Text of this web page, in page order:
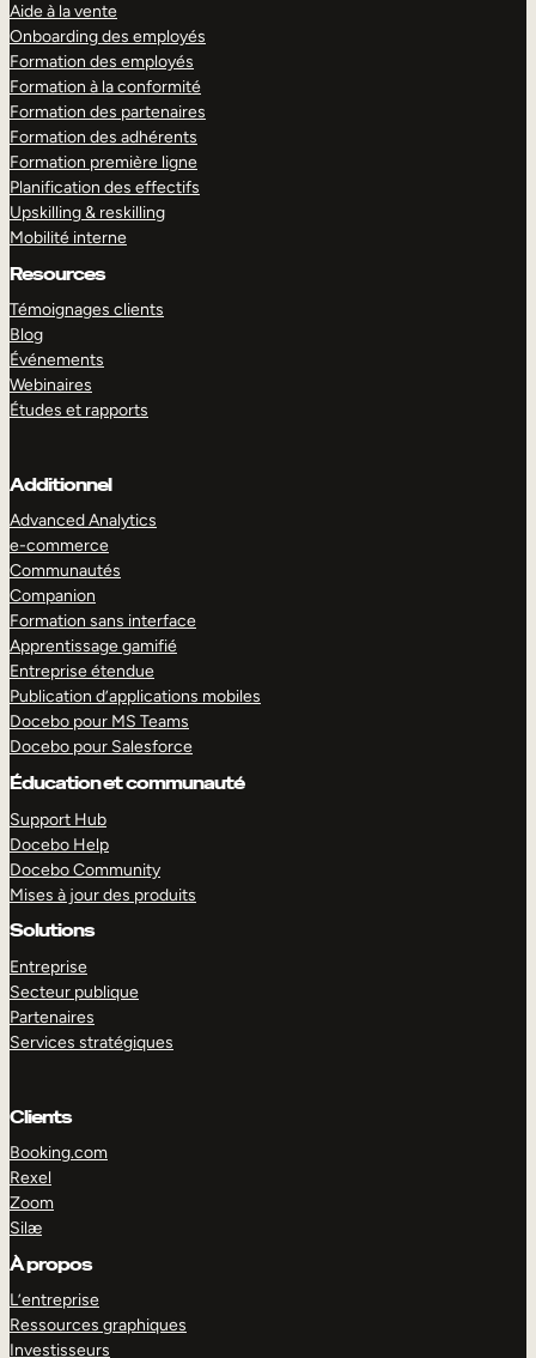
Aide à la vente
Onboarding des employés
Formation des employés
Formation à la conformité
Formation des partenaires
Formation des adhérents
Formation première ligne
Planification des effectifs
Upskilling & reskilling
Mobilité interne
Resources
Témoignages clients
Blog
Événements
Webinaires
Études et rapports
Additionnel
Advanced Analytics
e-commerce
Communautés
Companion
Formation sans interface
Apprentissage gamifié
Entreprise étendue
Publication d’applications mobiles
Docebo pour MS Teams
Docebo pour Salesforce
Éducation et communauté
Support Hub
Docebo Help
Docebo Community
Mises à jour des produits
Solutions
Entreprise
Secteur publique
Partenaires
Services stratégiques
Clients
Booking.com
Rexel
Zoom
Silæ
À propos
L’entreprise
Ressources graphiques
Investisseurs